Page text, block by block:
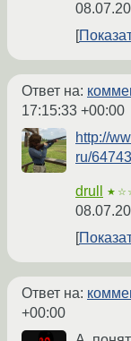
Ответ на:
17:15:33 +00:00
http://
ru/
drull
Ответ на:
+00:00